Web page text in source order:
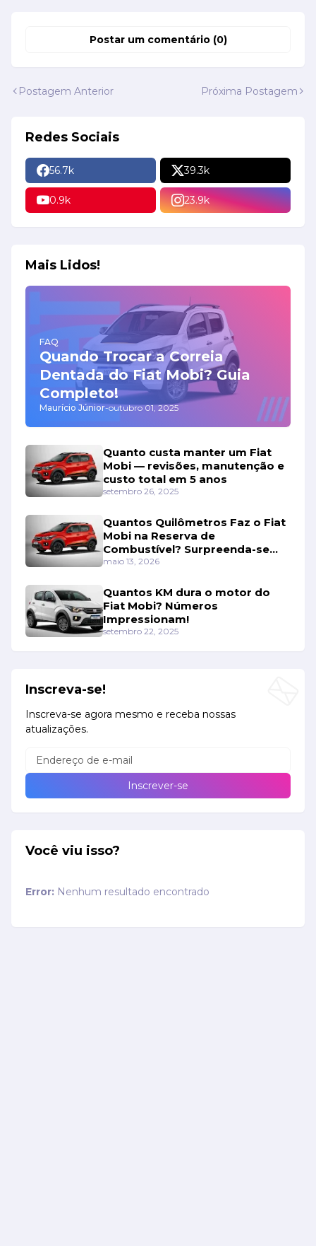
Postar um comentário (0)
Postagem Anterior Próxima Postagem
Redes Sociais
56.7k 39.3k
0.9k 23.9k
Mais Lidos!
FAQ
Quando Trocar a Correia
Dentada do Fiat Mobi? Guia
Completo!
Maurício Júnior-outubro 01, 2025
Quanto custa manter um Fiat
Mobi — revisões, manutenção e
custo total em 5 anos
setembro 26, 2025
Quantos Quilômetros Faz o Fiat
Mobi na Reserva de
Combustível? Surpreenda-se
Com os Números!
maio 13, 2026
Quantos KM dura o motor do
Fiat Mobi? Números
Impressionam!
setembro 22, 2025
Inscreva-se!
Inscreva-se agora mesmo e receba nossas
atualizações.
Você viu isso?
Error: Nenhum resultado encontrado